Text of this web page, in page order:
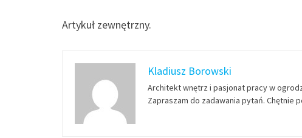
Artykuł zewnętrzny.
Kladiusz Borowski
Architekt wnętrz i pasjonat pracy w
Zapraszam do zadawania pytań. Chętnie